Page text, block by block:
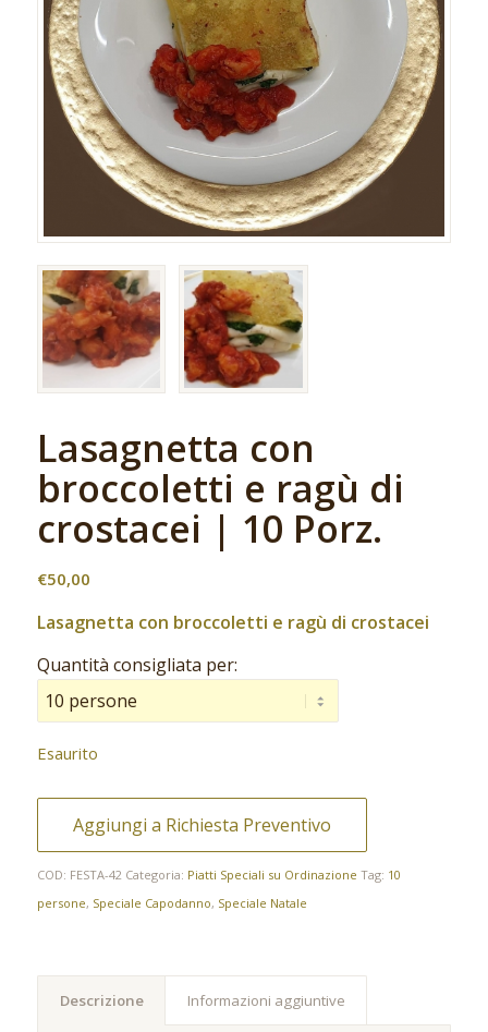
Lasagnetta con
broccoletti e ragù di
crostacei | 10 Porz.
€50,00
Lasagnetta con broccoletti e ragù di crostacei
Quantità consigliata per:
Esaurito
Aggiungi a Richiesta Preventivo
COD: FESTA-42 Categoria: Piatti Speciali su Ordinazione Tag: 10
persone, Speciale Capodanno, Speciale Natale
Descrizione Informazioni aggiuntive